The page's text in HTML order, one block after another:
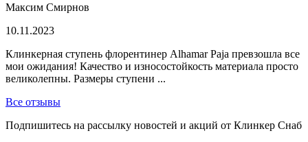
Максим Смирнов
10.11.2023
Клинкерная ступень флорентинер Alhamar Paja превзошла все
мои ожидания! Качество и износостойкость материала просто
великолепны. Размеры ступени ...
Все отзывы
Подпишитесь на рассылку новостей и акций от Клинкер Снаб